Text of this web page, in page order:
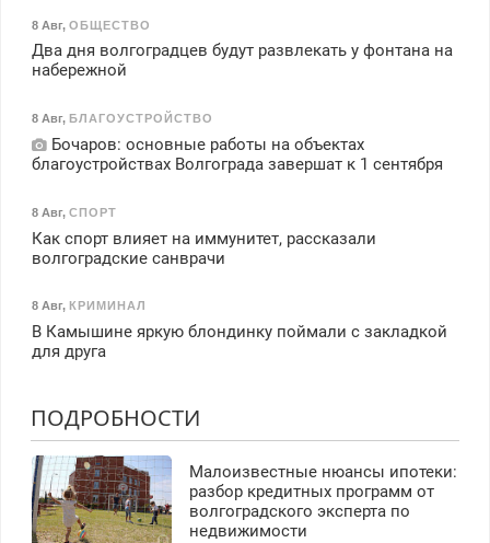
8 Авг, ОБЩЕСТВО
Два дня волгоградцев будут развлекать у фонтана на
набережной
8 Авг, БЛАГОУСТРОЙСТВО
Бочаров: основные работы на объектах
благоустройствах Волгограда завершат к 1 сентября
8 Авг, СПОРТ
Как спорт влияет на иммунитет, рассказали
волгоградские санврачи
8 Авг, КРИМИНАЛ
В Камышине яркую блондинку поймали с закладкой
для друга
ПОДРОБНОСТИ
Малоизвестные нюансы ипотеки:
разбор кредитных программ от
волгоградского эксперта по
недвижимости